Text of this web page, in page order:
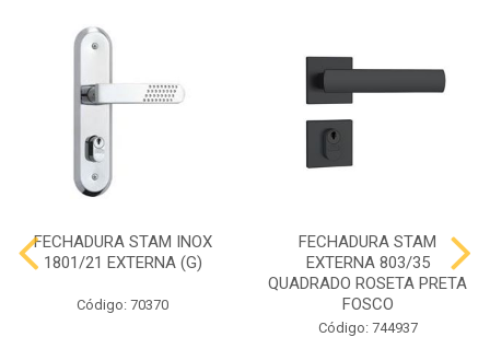
FECHADURA STAM INOX
1801/21 EXTERNA (G)
Código: 70370
FECHADURA STAM
EXTERNA 803/35
QUADRADO ROSETA PRETA
FOSCO
Código: 744937